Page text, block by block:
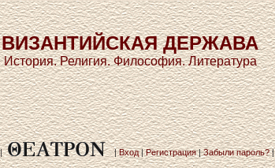
ВИЗАНТИЙСКАЯ ДЕРЖАВА
История. Религия. Философия. Литература
|Вход|Регистрация|Забыли пароль?|